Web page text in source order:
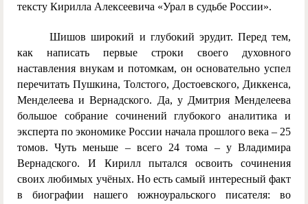
тексту Кирилла Алексеевича «Урал в судьбе России».
Шишов широкий и глубокий эрудит. Перед тем,
как написать первые строки своего духовного
наставления внукам и потомкам, он основательно успел
перечитать Пушкина, Толстого, Достоевского, Диккенса,
Менделеева и Вернадского. Да, у Дмитрия Менделеева
большое собрание сочинений глубокого аналитика и
эксперта по экономике России начала прошлого века – 25
томов. Чуть меньше – всего 24 тома – у Владимира
Вернадского. И Кирилл пытался освоить сочинения
своих любимых учёных. Но есть самый интересный факт
в биографии нашего южноуральского писателя: во